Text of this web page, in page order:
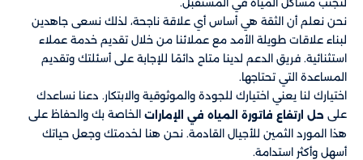
نحن نعلم أن الثقة هي أساس أي علاقة ناجحة، لذلك نسعى جاهدين
لبناء علاقات طويلة الأمد مع عملائنا من خلال تقديم خدمة عملاء
استثنائية. فريق الدعم لدينا متاح دائمًا للإجابة على أسئلتك وتقديم
المساعدة التي تحتاجها.
اختيارك لنا يعني اختيارك للجودة والموثوقية والابتكار. دعنا نساعدك
على حل ارتفاع فاتورة المياه في الإمارات الخاصة بك والحفاظ على
هذا المورد الثمين للأجيال القادمة. نحن هنا لخدمتك وجعل حياتك
أسهل وأكثر استدامة.